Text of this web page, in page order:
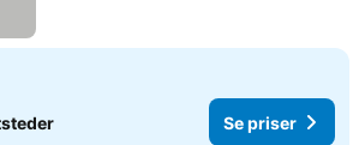
Se priser